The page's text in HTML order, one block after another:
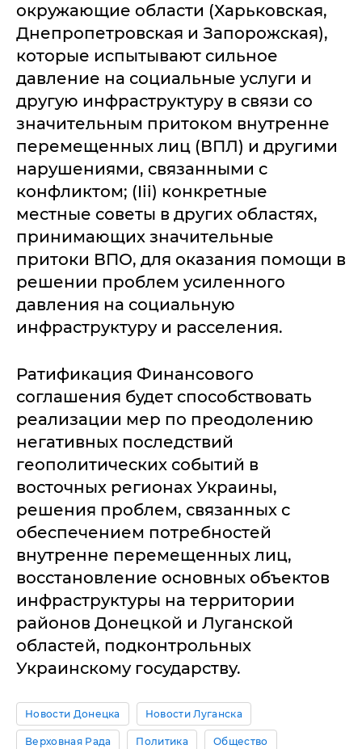
окружающие области (Харьковская,
Днепропетровская и Запорожская),
которые испытывают сильное
давление на социальные услуги и
другую инфраструктуру в связи со
значительным притоком внутренне
перемещенных лиц (ВПЛ) и другими
нарушениями, связанными с
конфликтом; (Iii) конкретные
местные советы в других областях,
принимающих значительные
притоки ВПО, для оказания помощи в
решении проблем усиленного
давления на социальную
инфраструктуру и расселения.
Ратификация Финансового
соглашения будет способствовать
реализации мер по преодолению
негативных последствий
геополитических событий в
восточных регионах Украины,
решения проблем, связанных с
обеспечением потребностей
внутренне перемещенных лиц,
восстановление основных объектов
инфраструктуры на территории
районов Донецкой и Луганской
областей, подконтрольных
Украинскому государству.
Новости Донецка Новости Луганска
Верховная Рада Политика Общество